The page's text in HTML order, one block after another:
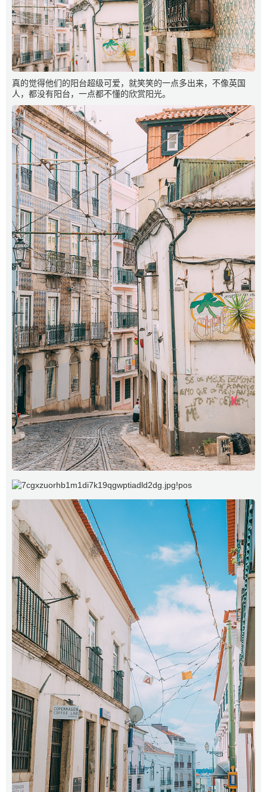
真的觉得他们的阳台超级可爱，就笑笑的一点多出来，不像英国
人，都没有阳台，一点都不懂的欣赏阳光。